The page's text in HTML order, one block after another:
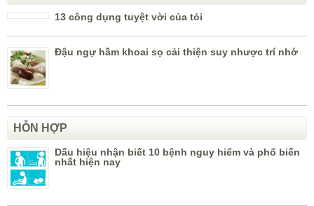
13 công dụng tuyệt vời của tỏi
Đậu ngự hầm khoai sọ cải thiện suy nhược trí nhớ
HỖN HỢP
Dấu hiệu nhận biết 10 bệnh nguy hiểm và phổ biến
nhất hiện nay